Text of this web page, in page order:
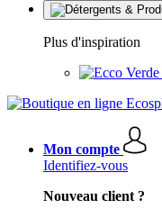
Plus d'inspiration
Mon compte
Identifiez-vous
Nouveau client ?